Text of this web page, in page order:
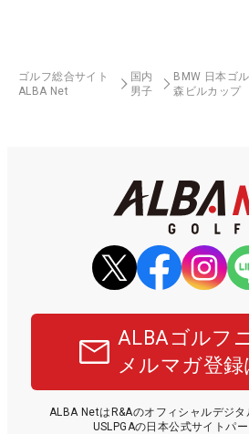
ゴルフ総合サイト
ALBA Net
国内
男子
BMW 日本ゴ
森ビルカップ
ALBAゴルフ
メルマガ登
ALBA NetはR&Aのオフィシャルデジ
USLPGAの日本公式サイトパー